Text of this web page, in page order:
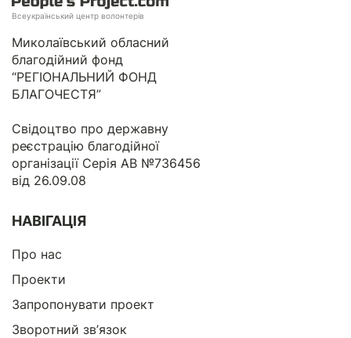
Всеукраїнський центр волонтерів
Миколаївський обласний
благодійний фонд
“РЕГІОНАЛЬНИЙ ФОНД
БЛАГОЧЕСТЯ”
Свідоцтво про державну
реєстрацію благодійної
організації Серія АВ №736456
від 26.09.08
НАВІГАЦІЯ
Про нас
Проекти
Запропонувати проект
Зворотний зв’язок